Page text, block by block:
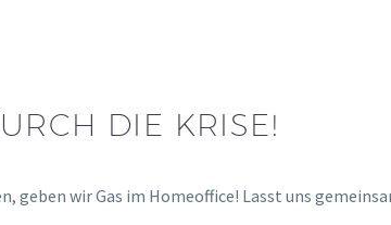
DIE KRISE!
geben wir Gas im Homeoffice! Lasst uns